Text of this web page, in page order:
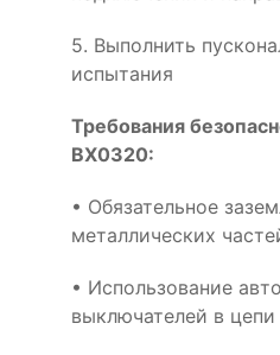
5. Выполнить
испытания
Требования
BX0320:
• Обязательное
металлических
• Использование
выключателей в цепи